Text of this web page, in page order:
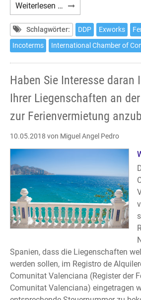
Weiterlesen … Incoterms
2020
(1)
Schlagwörter: DDP Exworks
Incoterms
International Chamber of
Haben Sie Interesse daran
Ihrer Liegenschaften an
zur Ferienvermietung
10.05.2018 von Miguel Angel Pedro
Spanien, dass die Liegenschaften
werden sollen, im Registro de
Comunitat Valenciana (Register der
Comunitat Valenciana) eingetragen